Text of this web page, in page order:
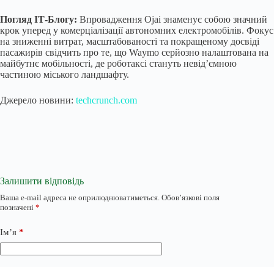
Погляд ІТ-Блогу: Впровадження Ojai знаменує собою значний
крок уперед у комерціалізації автономних електромобілів. Фокус
на зниженні витрат, масштабованості та покращеному досвіді
пасажирів свідчить про те, що Waymo серйозно налаштована на
майбутнє мобільності, де роботаксі стануть невід’ємною
частиною міського ландшафту.
Джерело новини: techcrunch.com
Залишити відповідь
Ваша e-mail адреса не оприлюднюватиметься. Обов’язкові поля
позначені *
Ім’я *